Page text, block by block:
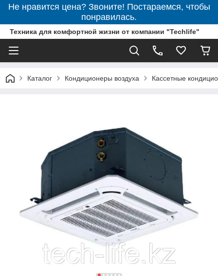
Не нравится цена? Звоните! Постараемся, чтобы
понравилась.
Техника для комфортной жизни от компании "Techlife"
Каталог Кондиционеры воздуха Кассетные